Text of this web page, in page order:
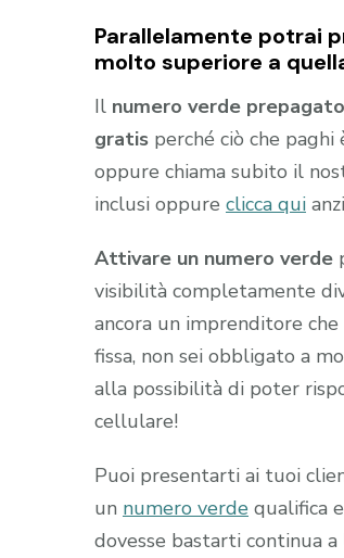
Parallelamente potrai
molto superiore a
Il numero verde prepagato
gratis perché ciò che
oppure chiama subito il
inclusi oppure clicca qui
Attivare un numero verde
visibilità completamente
ancora un imprenditore
fissa, non sei obbligato a
alla possibilità di poter
cellulare!
Puoi presentarti ai tuoi
un numero verde qualifica
dovesse bastarti continua